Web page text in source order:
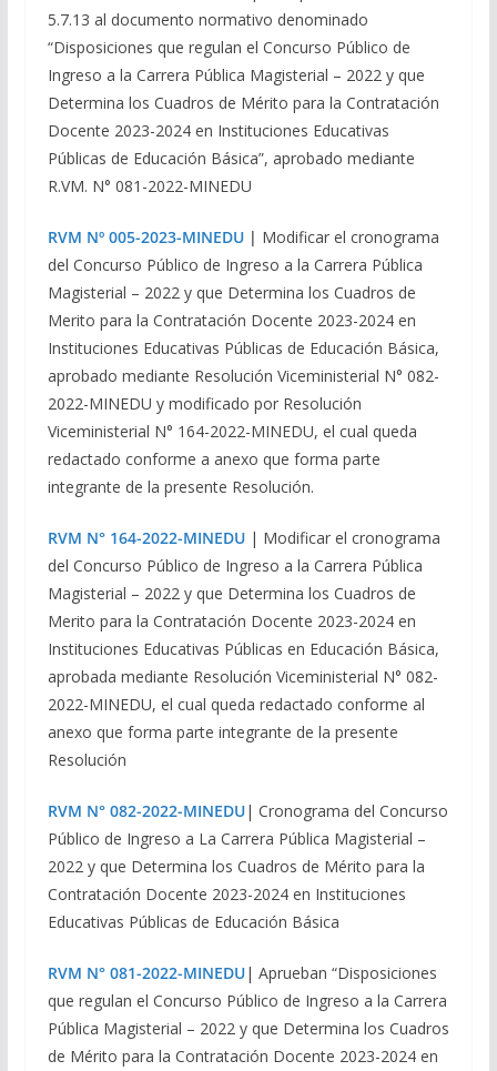
5.7.13 al documento normativo denominado
“Disposiciones que regulan el Concurso Público de
Ingreso a la Carrera Pública Magisterial – 2022 y que
Determina los Cuadros de Mérito para la Contratación
Docente 2023-2024 en Instituciones Educativas
Públicas de Educación Básica”, aprobado mediante
R.VM. N° 081-2022-MINEDU
RVM Nº 005-2023-MINEDU| Modificar el cronograma
del Concurso Público de Ingreso a la Carrera Pública
Magisterial – 2022 y que Determina los Cuadros de
Merito para la Contratación Docente 2023-2024 en
Instituciones Educativas Públicas de Educación Básica,
aprobado mediante Resolución Viceministerial N° 082-
2022-MINEDU y modificado por Resolución
Viceministerial N° 164-2022-MINEDU, el cual queda
redactado conforme a anexo que forma parte
integrante de la presente Resolución.
RVM N° 164-2022-MINEDU| Modificar el cronograma
del Concurso Público de Ingreso a la Carrera Pública
Magisterial – 2022 y que Determina los Cuadros de
Merito para la Contratación Docente 2023-2024 en
Instituciones Educativas Públicas en Educación Básica,
aprobada mediante Resolución Viceministerial N° 082-
2022-MINEDU, el cual queda redactado conforme al
anexo que forma parte integrante de la presente
Resolución
RVM N° 082-2022-MINEDU| Cronograma del Concurso
Público de Ingreso a La Carrera Pública Magisterial –
2022 y que Determina los Cuadros de Mérito para la
Contratación Docente 2023-2024 en Instituciones
Educativas Públicas de Educación Básica
RVM N° 081-2022-MINEDU| Aprueban “Disposiciones
que regulan el Concurso Público de Ingreso a la Carrera
Pública Magisterial – 2022 y que Determina los Cuadros
de Mérito para la Contratación Docente 2023-2024 en